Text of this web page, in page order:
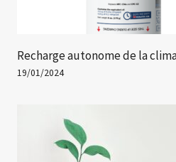
Recharge autonome de la
19/01/2024